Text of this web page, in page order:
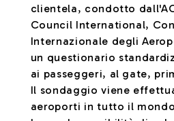
clientela, condotto
Council International,
Internazionale degli
un questionario
ai passeggeri, al gate,
Il sondaggio viene
aeroporti in tutto il